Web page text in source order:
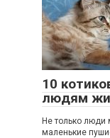
10
людям
Не только люди
маленькие